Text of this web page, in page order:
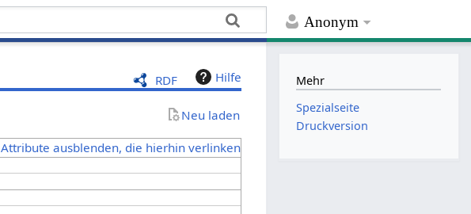
Anonym
RDF Hilfe
Neu laden
Attribute ausblenden, die hierhin verlinken
Mehr
Spezialseite
Druckversion